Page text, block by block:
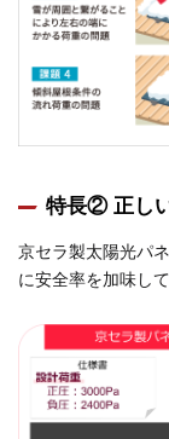
特長② 正し
京セラ製太陽光パ
に安全率を加味し